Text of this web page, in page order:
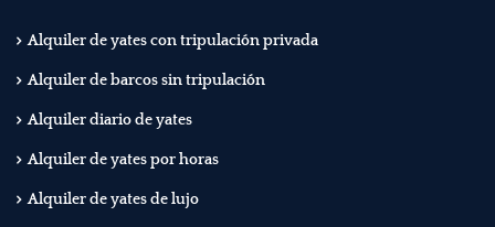
Alquiler de yates con tripulación privada
Alquiler de barcos sin tripulación
Alquiler diario de yates
Alquiler de yates por horas
Alquiler de yates de lujo